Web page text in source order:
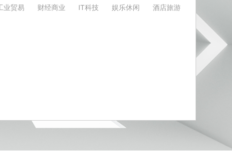
业贸易 财经商业 IT科技 娱乐休闲
酒店旅游